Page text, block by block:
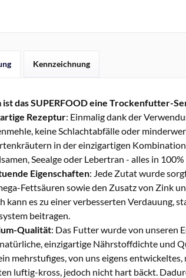
Kennzeichnung
ist das SUPERFOOD eine Trockenfutter-
Rezeptur: Einmalig dank der
keine Schlachtabfälle oder
in der einzigartigen
Seealge oder Lebertran - alles in
Eigenschaften: Jede Zutat wurde
Fettsäuren sowie den Zusatz von Zink
kann es zu einer verbesserten Verdauung,
beitragen.
Qualität: Das Futter wurde von unseren
einzigartige Nährstoffdichte und
mehrstufiges, von uns eigens
luftig-kross, jedoch nicht hart bäckt.